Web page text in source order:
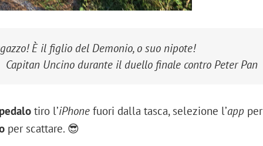
È il figlio del Demonio, o suo nipote!
Capitan Uncino durante il duello finale controPeter Pan
tiro l’iPhone fuori dalla tasca, selezione l’app per
per scattare. 😎